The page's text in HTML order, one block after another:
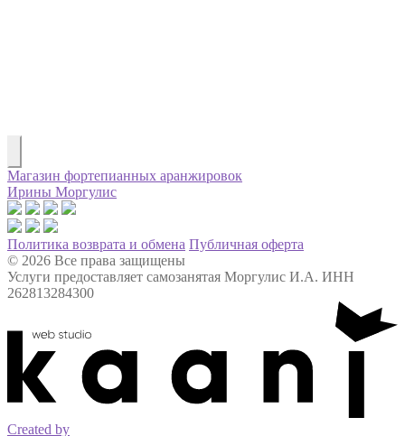
Магазин фортепианных аранжировок
Ирины Моргулис
Политика возврата и обмена Публичная оферта
© 2026 Все права защищены
Услуги предоставляет самозанятая Моргулис И.А. ИНН
262813284300
Created by